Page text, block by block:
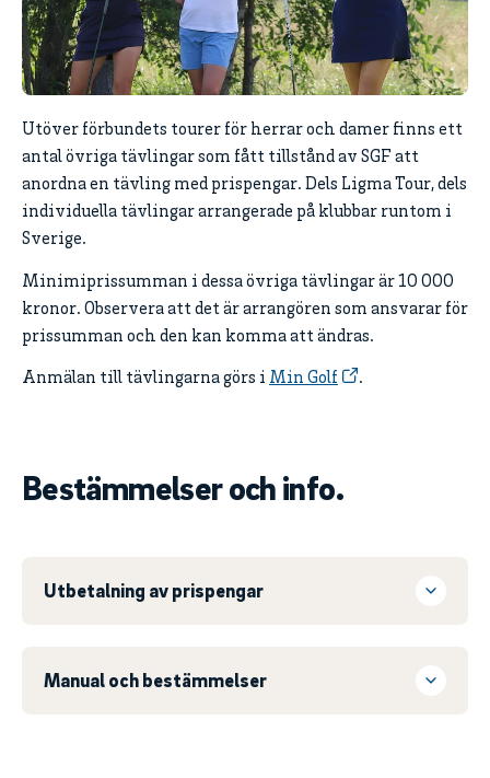
Utöver förbundets tourer för herrar och damer finns ett
antal övriga tävlingar som fått tillstånd av SGF att
anordna en tävling med prispengar. Dels Ligma Tour, dels
individuella tävlingar arrangerade på klubbar runtom i
Sverige.
Minimiprissumman i dessa övriga tävlingar är 10 000
kronor. Observera att det är arrangören som ansvarar för
prissumman och den kan komma att ändras.
Anmälan till tävlingarna görs i Min Golf .
Bestämmelser och info.
Utbetalning av prispengar
Manual och bestämmelser